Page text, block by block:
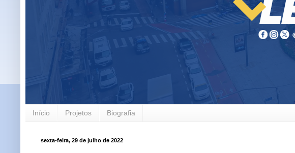
Início Projetos Biografia
sexta-feira, 29 de julho de 2022